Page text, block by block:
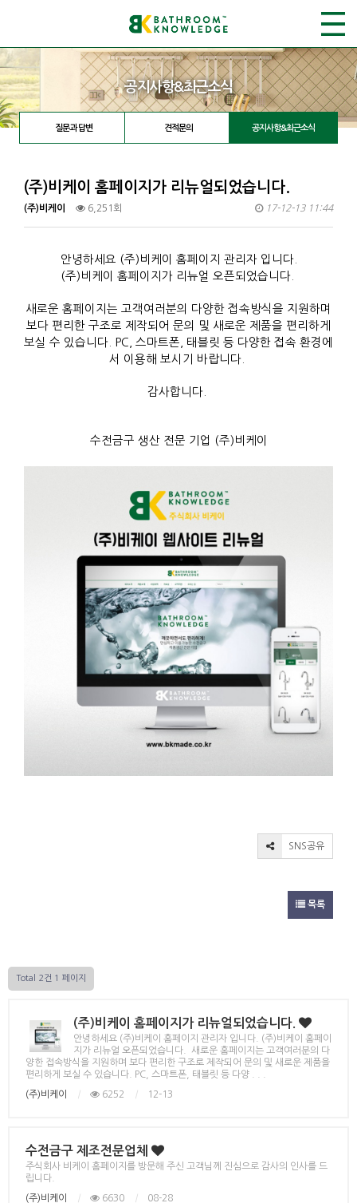
공지사항&최근소식
질문과 답변 견적문의 공지사항&최근소식
(주)비케이 홈페이지가 리뉴얼되었습니다.
(주)비케이 6,251회 17-12-13 11:44
안녕하세요 (주)비케이 홈페이지 관리자 입니다.
(주)비케이 홈페이지가 리뉴얼 오픈되었습니다.
새로운 홈페이지는 고객여러분의 다양한 접속방식을 지원하며
보다 편리한 구조로 제작되어 문의 및 새로운 제품을 편리하게
보실 수 있습니다. PC, 스마트폰, 태블릿 등 다양한 접속 환경에
서 이용해 보시기 바랍니다.
감사합니다.
수전금구 생산 전문 기업 (주)비케이
SNS공유
목록
Total 2건 1 페이지
(주)비케이 홈페이지가 리뉴얼되었습니다.
안녕하세요 (주)비케이 홈페이지 관리자 입니다. (주)비케이 홈페이
지가 리뉴얼 오픈되었습니다. 새로운 홈페이지는 고객여러분의 다
양한 접속방식을 지원하며 보다 편리한 구조로 제작되어 문의 및 새로운 제품을
편리하게 보실 수 있습니다. PC, 스마트폰, 태블릿 등 다양 . . .
(주)비케이 | 6252 | 12-13
수전금구 제조전문업체
주식회사 비케이 홈페이지를 방문해 주신 고객님께 진심으로 감사의 인사를 드
립니다.
(주)비케이 | 6630 | 08-28